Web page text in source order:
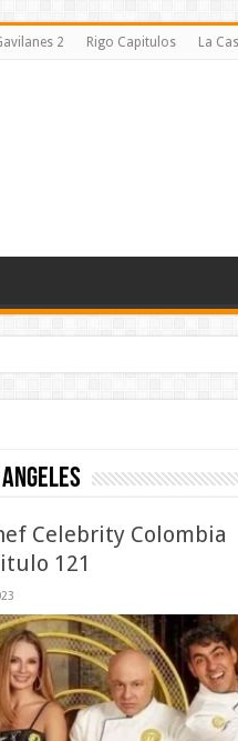
2 Rigo Capitulos La
Celebrity Colombia
121